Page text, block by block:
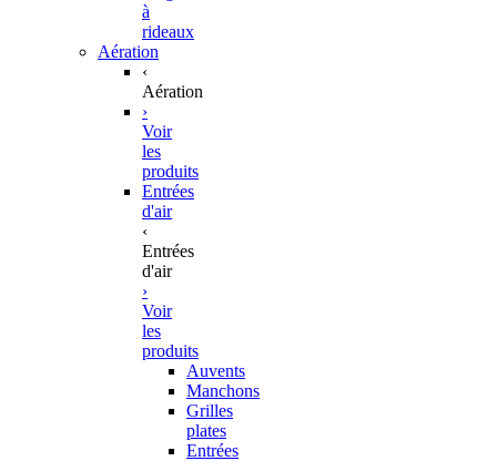
à
rideaux
Aération
‹
Aération
›
Voir
les
produits
Entrées
d'air
‹
Entrées
d'air
›
Voir
les
produits
Auvents
Manchons
Grilles
plates
Entrées